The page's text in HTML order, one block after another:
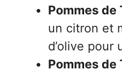
Pommes de
un citron et
d’olive pour
Pommes de